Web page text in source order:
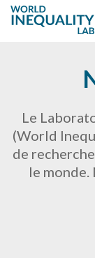
Le
(World
de
le monde.